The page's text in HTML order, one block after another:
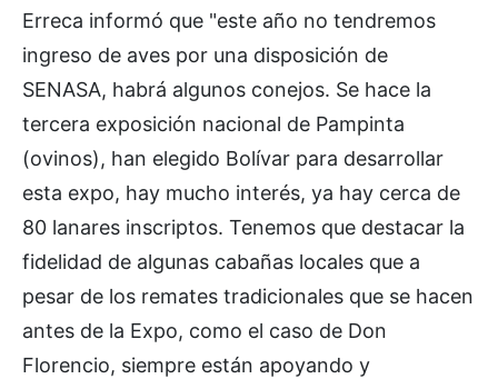
Erreca informó que "este año no tendremos
ingreso de aves por una disposición de
SENASA, habrá algunos conejos. Se hace la
tercera exposición nacional de Pampinta
(ovinos), han elegido Bolívar para desarrollar
esta expo, hay mucho interés, ya hay cerca de
80 lanares inscriptos. Tenemos que destacar la
fidelidad de algunas cabañas locales que a
pesar de los remates tradicionales que se hacen
antes de la Expo, como el caso de Don
Florencio, siempre están apoyando y